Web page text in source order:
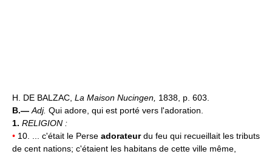
H. DE BALZAC, La Maison Nucingen, 1838, p. 603.
B.— Adj. Qui adore, qui est porté vers l'adoration.
1. RELIGION :
• 10. ... c'était le Perse adorateurdu feu qui recueillait les tributs
de cent nations; c'étaient les habitans de cette ville même,